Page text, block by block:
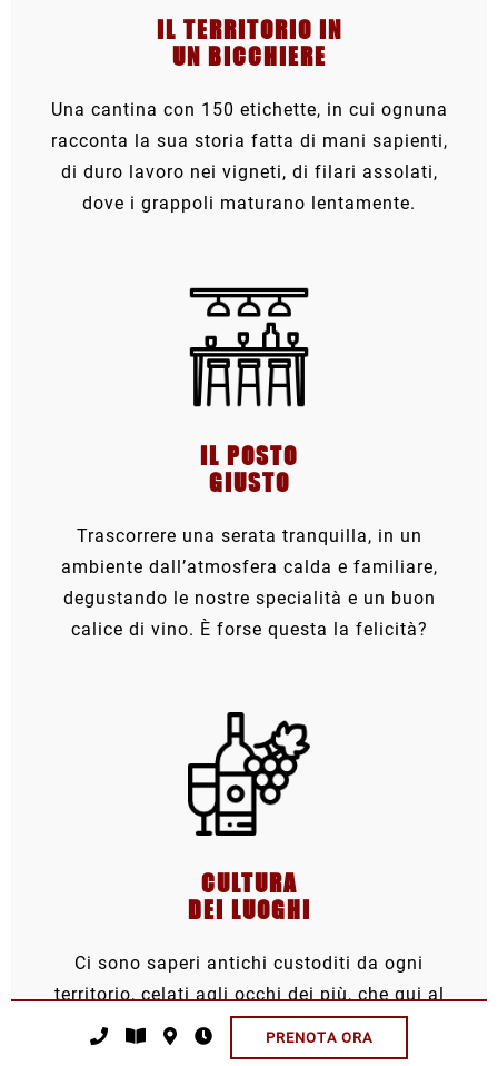
IL TERRITORIO IN
UN BICCHIERE
Una cantina con 150 etichette, in cui ognuna
racconta la sua storia fatta di mani sapienti,
di duro lavoro nei vigneti, di filari assolati,
dove i grappoli maturano lentamente.
IL POSTO
GIUSTO
Trascorrere una serata tranquilla, in un
ambiente dall’atmosfera calda e familiare,
degustando le nostre specialità e un buon
calice di vino. È forse questa la felicità?
CULTURA
DEI LUOGHI
Ci sono saperi antichi custoditi da ogni
territorio, celati agli occhi dei più, che qui al
Tastuma si lasciano scoprire da chi vuole
conoscere quel luogo, la sua storia, le sue
PRENOTA ORA